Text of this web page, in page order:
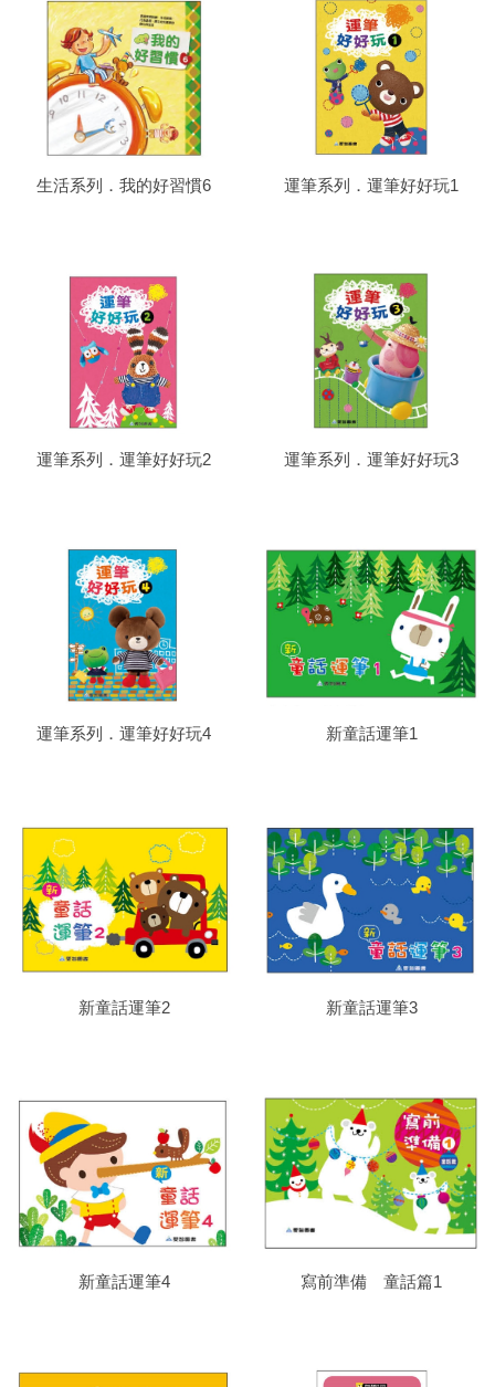
生活系列．我的好習慣6 運筆系列．運筆好好玩1
運筆系列．運筆好好玩2 運筆系列．運筆好好玩3
運筆系列．運筆好好玩4 新童話運筆1
新童話運筆2 新童話運筆3
新童話運筆4 寫前準備 童話篇1